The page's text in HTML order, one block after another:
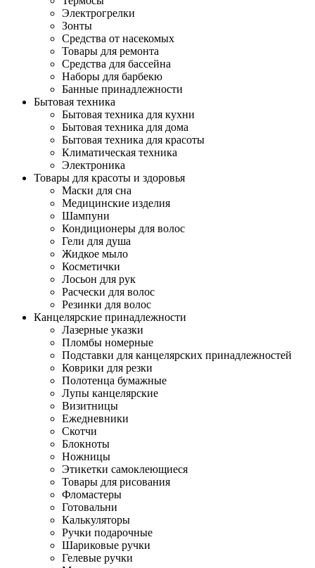
Электрогрелки
Зонты
Средства от насекомых
Товары для ремонта
Средства для бассейна
Наборы для барбекю
Банные принадлежности
Бытовая техника
Бытовая техника для кухни
Бытовая техника для дома
Бытовая техника для красоты
Климатическая техника
Электроника
Товары для красоты и здоровья
Маски для сна
Медицинские изделия
Шампуни
Кондиционеры для волос
Гели для душа
Жидкое мыло
Косметички
Лосьон для рук
Расчески для волос
Резинки для волос
Канцелярские принадлежности
Лазерные указки
Пломбы номерные
Подставки для канцелярских принадлежностей
Коврики для резки
Полотенца бумажные
Лупы канцелярские
Визитницы
Ежедневники
Скотчи
Блокноты
Ножницы
Этикетки самоклеющиеся
Товары для рисования
Фломастеры
Готовальни
Калькуляторы
Ручки подарочные
Шариковые ручки
Гелевые ручки